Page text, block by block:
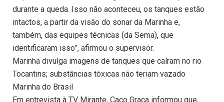
durante a queda. Isso não aconteceu, os tanques estão
intactos, a partir da visão do sonar da Marinha e,
também, das equipes técnicas (da Sema), que
identificaram isso”, afirmou o supervisor.
Marinha divulga imagens de tanques que caíram no rio
Tocantins; substâncias tóxicas não teriam vazado
Marinha do Brasil
Em entrevista à TV Mirante, Caco Graça informou que,